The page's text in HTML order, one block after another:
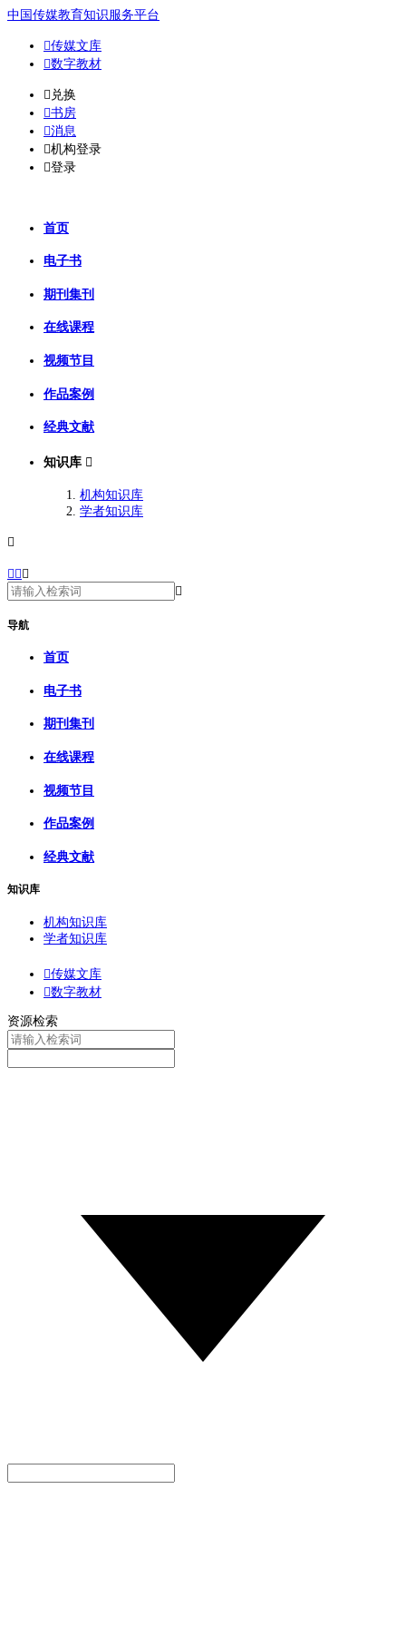
中国传媒教育知识服务平台
传媒文库
数字教材
𐈈 兑换
书房
消息
机构登录
登录
首页
电子书
期刊集刊
在线课程
视频节目
作品案例
经典文献
知识库 
机构知识库
学者知识库



导航
首页
电子书
期刊集刊
在线课程
视频节目
作品案例
经典文献
知识库
机构知识库
学者知识库
传媒文库
数字教材
资源检索